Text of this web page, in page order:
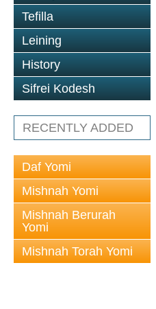
Tefilla
Leining
History
Sifrei Kodesh
RECENTLY ADDED
Daf Yomi
Mishnah Yomi
Mishnah Berurah
Yomi
Mishnah Torah Yomi